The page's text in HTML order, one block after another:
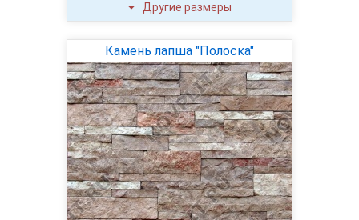
Другие размеры
Камень лапша "Полоска"